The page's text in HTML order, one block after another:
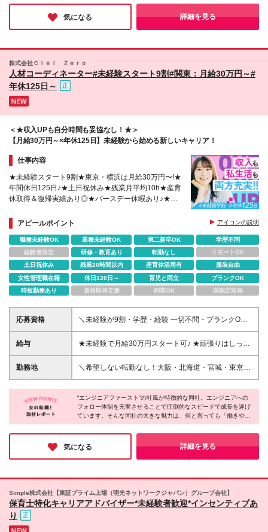
センティブを支給！※未達でも、ペナルティはありま
せん ◎昇給には、数字だけでなく日々の頑張りなど
「定性面」も反映！
が、楽しく仕事に取り組めている大きな要因になっているとのこ
と。お客様＝美容サロンのオーナーの方と共に、どうしたらサロ
ンがもっと成長するのかを考える。そして世の女性の美に向き合
う。美容好きにはたまらない環境です！
気になる 詳細を見る
株式会社Ｃｉｅｌ Ｚｅｒｏ
人材コーディネーター#未経験スタート9割#関東：月給30万円～#
年休125日～
＜★収入UPも自分時間も妥協なし！★＞
【月給30万円～×年休125日】未経験から始める新しいキャリア！
仕事内容
★未経験スタート9割★東京・横浜は月給30万円〜!★
年間休日125日♪★土日祝休み★残業月平均10h★産育
休取得＆復帰実績あり◎★バースデー休暇あり♪★家
活用中
アピールポイント アイコンの説明
職種未経験OK 業種未経験OK 第二新卒OK
学歴不問
経験者限定
研修・教育あり 転勤なし
リモートOK
土日祝休み
残業20時間以内 産育休活用有
服装自由
女性管理職在籍
休日120日～ 育児と両立
ブランクOK
時短勤務あり
資格取得支援 副業OK 国認定取得
応募資格
＼未経験が9割・学歴・経験 一切不問・ブランクOK
／ IT業界でのお仕事や人材コーディネーター職に興味
がある方は、ぜひご応募ください♪ ※未経験歓迎 ※学
ニケーションをとるお仕事に興味がある ◎未経験か
らITに関わる仕事がしてみたい ◎営業職にチャレンジ
も給与を上げたい ◎安定環境のもとでリスタートし
たい ◎自分は負けず嫌いなほうだと思う ◎自分の強
みを見つけたい ◎どこでも活かせる社会人力を上げ
給与
★未経験で月給30万円スタート可♪ ★頑張りはしっか
り還元！ 【東京・横浜支社】 月給30万円以上＋各種
手当＋賞与 ※一律手当含む 【大阪・その他支社】
30万円：7万1,500円～)が含まれます ※固定残業代は
残業の有無にかかわらず全額支給し、40時間を超える
分は追加で支給します(残業平均：月10時間程度) ※試
勤務地
＼希望しない転勤なし！大阪・北海道・宮城・東京・
神奈川・愛知・兵庫・広島・福岡で募集中／ ■東京支
社：東京都新宿区西新宿6-12-1 ■横浜支社：神奈川県
横浜市西区みなとみらい4-4-2 ■大阪本社：大阪府大
阪市北区梅田 3-3-10 ■札幌支社：北海道札幌市中央区
北一条西3-3 ■仙台支社：宮城県仙台市青葉区花京院
2-1-61 ■名古屋支社：愛知県名古屋市中区錦 3-11-29
■神戸支社：兵庫県神戸市中央区御幸通8-1-6 ■広島支
“エンジニアファースト”の社風が特徴的な同社。エンジニアへの
フォロー体制を充実させることで圧倒的なスピードで成長を遂げ
ています。そんな同社の大きな魅力は、何と言っても「働きやす
さ」！未経験から東京・横浜では月給30万円でスタートでき、
【残業月平均10時間】【年間休日125日】と大充実◎「人の役に
立ちたい」という思いを活かしながら、自分自身の生活も豊かに
できる企業です♪
気になる 詳細を見る
Simple株式会社【東証プライム上場（明光ネットワークジャパン）グループ会社】
保育士特化キャリアアドバイザー*未経験者歓迎*インセンティブあ
り